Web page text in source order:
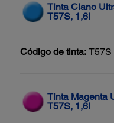
Tinta Ciano
T57S, 1,6l
Código de tinta: T57S
Tinta Magenta
T57S, 1,6l